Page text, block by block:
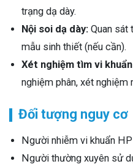
trạng dạ dày.
Nội soi dạ dày: Quan sát
mẫu sinh thiết (nếu cần).
Xét nghiệm tìm vi
nghiệm phân, xét nghiệm
Đối tượng nguy cơ
Người nhiễm vi khuẩn HP
Người thường xuyên sử